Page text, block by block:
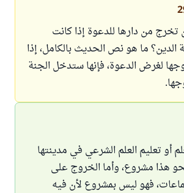
تخرج من دارها للدعوة إذا كانت
ما هو نص الحديث بالكامل، إذا
لغرض الدعوة، فإنها ستدخل الجنة
أو تعليم العلم الشرعي في مدينتها
هذا مشروع، وأما الخروج على
فهو ليس بمشروع لأن فيه